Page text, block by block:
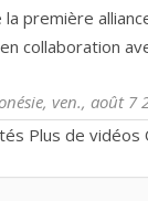
la première
collaboration
ven., août 7
Plus de vidéos